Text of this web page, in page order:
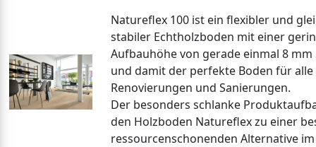
Natureflex 100 ist ein flexibler und
stabiler Echtholzboden mit einer
Aufbauhöhe von gerade einmal 8 mm
und damit der perfekte Boden für alle
Renovierungen und Sanierungen.
Der besonders schlanke
den Holzboden Natureflex zu einer
ressourcenschonenden Alternative im